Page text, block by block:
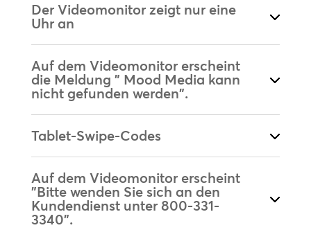
Der Videomonitor zeigt nur eine
Uhr an
Auf dem Videomonitor erscheint
die Meldung " Mood Media kann
nicht gefunden werden".
Tablet-Swipe-Codes
Auf dem Videomonitor erscheint
"Bitte wenden Sie sich an den
Kundendienst unter 800-331-
3340".